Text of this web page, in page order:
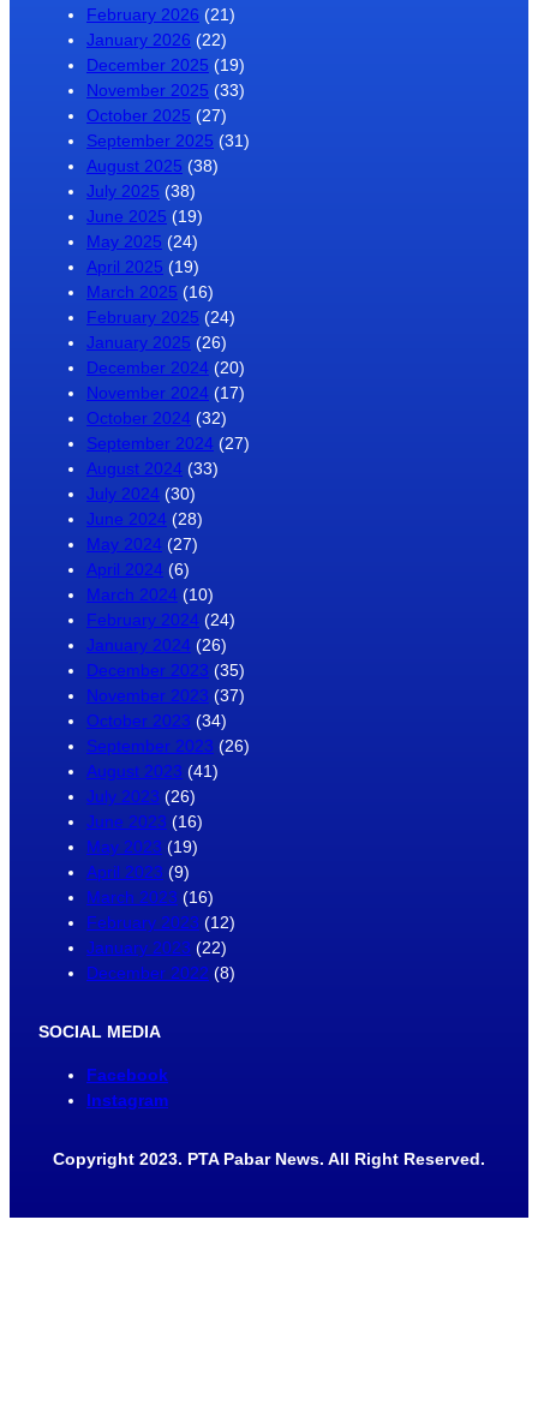
February 2026 (21)
January 2026 (22)
December 2025 (19)
November 2025 (33)
October 2025 (27)
September 2025 (31)
August 2025 (38)
July 2025 (38)
June 2025 (19)
May 2025 (24)
April 2025 (19)
March 2025 (16)
February 2025 (24)
January 2025 (26)
December 2024 (20)
November 2024 (17)
October 2024 (32)
September 2024 (27)
August 2024 (33)
July 2024 (30)
June 2024 (28)
May 2024 (27)
April 2024 (6)
March 2024 (10)
February 2024 (24)
January 2024 (26)
December 2023 (35)
November 2023 (37)
October 2023 (34)
September 2023 (26)
August 2023 (41)
July 2023 (26)
June 2023 (16)
May 2023 (19)
April 2023 (9)
March 2023 (16)
February 2023 (12)
January 2023 (22)
December 2022 (8)
SOCIAL MEDIA
Facebook
Instagram
Copyright 2023. PTA Pabar News. All Right Reserved.